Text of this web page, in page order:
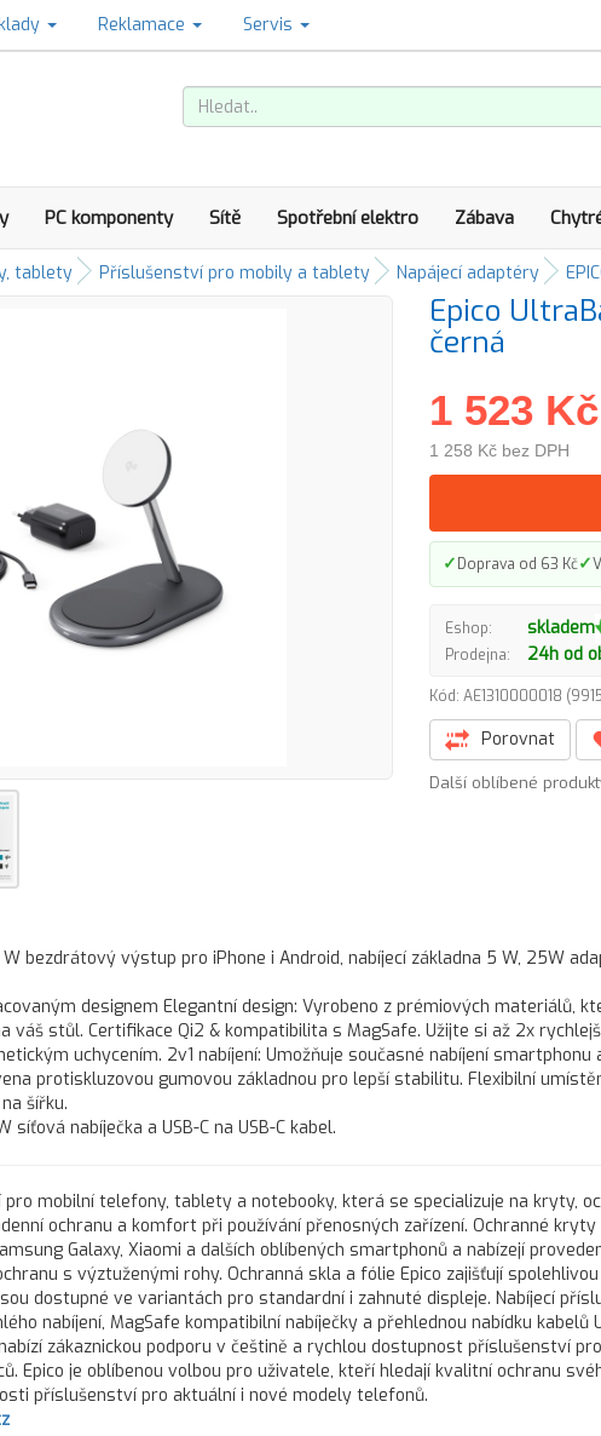
Reklamace Servis
PC komponenty Sítě Spotřební elektro Zábava
tablety Příslušenství pro mobily a tablety Napájecí adaptéry
Epico
černá
1 523 Kč
1 258 Kč bez DPH
✓Doprava od 63 Kč✓
Eshop: skladem
Prodejna: 24h od
Kód: AE1310000018
Porovnat
Další oblíbené
bezdrátový výstup pro iPhone i Android, nabíjecí základna 5 W, 25W
designem Elegantní design: Vyrobeno z prémiových materiálů,
váš stůl. Certifikace Qi2 & kompatibilita s MagSafe. Užijte si až 2x
uchycením. 2v1 nabíjení: Umožňuje současné nabíjení smartphonu
protiskluzovou gumovou základnou pro lepší stabilitu. Flexibilní
šířku.
nabíječka a USB-C na USB-C kabel.
mobilní telefony, tablety a notebooky, která se specializuje na kryty,
ochranu a komfort při používání přenosných zařízení. Ochranné
Galaxy, Xiaomi a dalších oblíbených smartphonů a nabízejí
s výztuženými rohy. Ochranná skla a fólie Epico zajišťují spolehlivou
dostupné ve variantách pro standardní i zahnuté displeje. Nabíjecí
nabíjení, MagSafe kompatibilní nabíječky a přehlednou nabídku kabelů
nabízí zákaznickou podporu v češtině a rychlou dostupnost příslušenství
Epico je oblíbenou volbou pro uživatele, kteří hledají kvalitní ochranu
příslušenství pro aktuální i nové modely telefonů.